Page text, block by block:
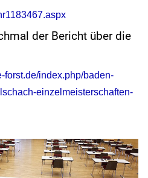
der Bericht über die
forst.de/index.php/baden-
einzelmeisterschaften-